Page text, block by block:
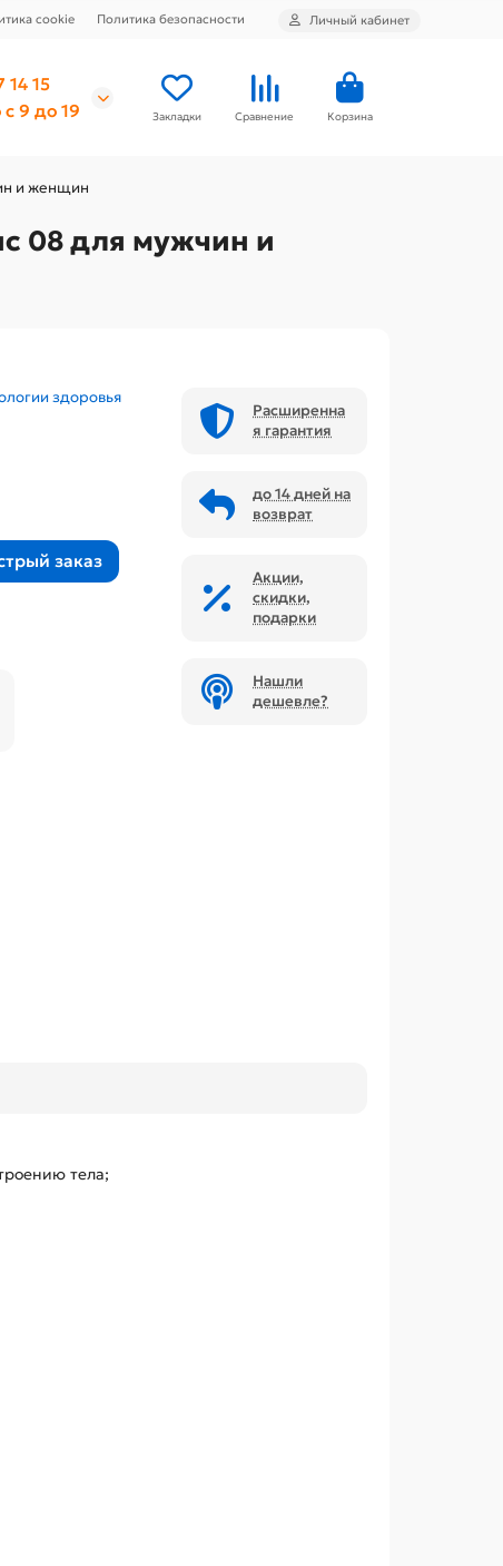
cookie Политика безопасности Личный кабинет
14 15
9 до 19
Закладки Сравнение Корзина
и женщин
08 для мужчин и
здоровья
заказ
Расширенна
я гарантия
до 14 дней на
возврат
Акции,
скидки,
подарки
Нашли
дешевле?
тела;